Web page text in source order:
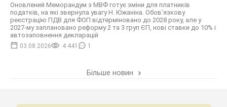
Оновлений Меморандум з МВФ готує зміни для платників
податків, на які звернула увагу Н. Южаніна. Обов’язкову
реєстрацію ПДВ для ФОП відтерміновано до 2028 року, але у
2027-му заплановано реформу 2 та 3 груп ЄП, нові ставки до 10% і
автозаповнення декларацій
03.08.2026 4 441 1
Більше новин